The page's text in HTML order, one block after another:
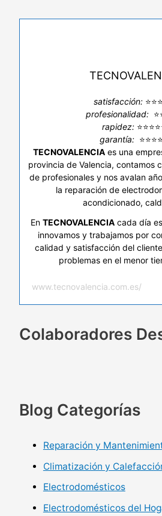
satisfacción:
profesionalidad:
rapidez:
garantía:
TECNOVALENCIAes una
provincia de Valencia, contamos
de profesionales y nos avalan
la reparación de
acondicionado,
En TECNOVALENCIA cada día
innovamos y trabajamos por
calidad y satisfacción del
problemas en el menor
www.tecnovalencia.com.es/
Colaboradores
Blog Categorías
Reparación y
Climatización y
Electrodomésticos
Electrodomésticos del